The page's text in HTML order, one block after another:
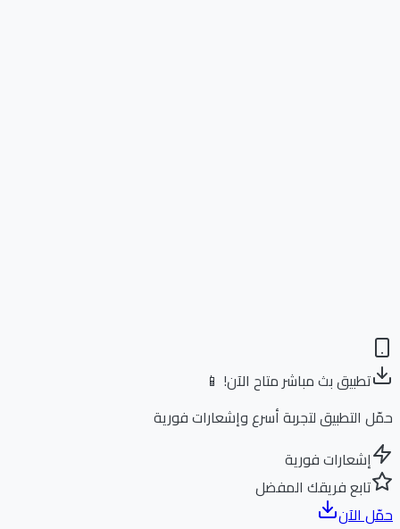
تطبيق بث مباشر متاح الآن! 📱
التطبيق لتجربة أسرع وإشعارات فورية
إشعارات فورية
تابع فريقك المفضل
الآن